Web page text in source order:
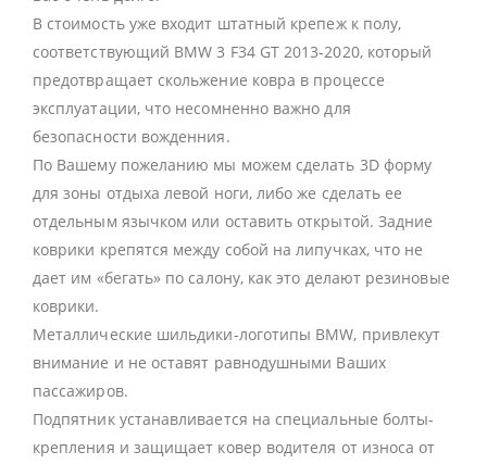
В стоимость уже входит штатный крепеж к полу,
соответствующий BMW 3 F34 GT 2013-2020, который
предотвращает скольжение ковра в процессе
эксплуатации, что несомненно важно для
безопасности вожденния.
По Вашему пожеланию мы можем сделать 3D форму
для зоны отдыха левой ноги, либо же сделать ее
отдельным язычком или оставить открытой. Задние
коврики крепятся между собой на липучках, что не
дает им «бегать» по салону, как это делают резиновые
коврики.
Металлические шильдики-логотипы BMW, привлекут
внимание и не оставят равнодушными Ваших
пассажиров.
Подпятник устанавливается на специальные болты-
крепления и защищает ковер водителя от износа от